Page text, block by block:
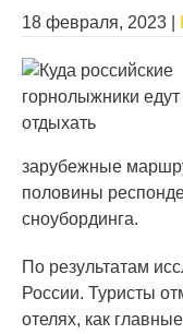
18 февраля, 2023
зарубежные
половины
сноубординга.
По результатам
России. Туристы
отелях, как